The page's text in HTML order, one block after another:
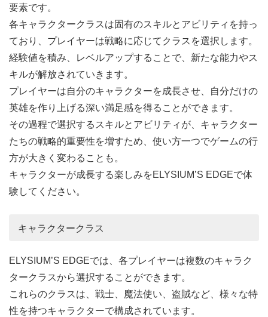
要素です。
各キャラクタークラスは固有のスキルとアビリティを持っ
ており、プレイヤーは戦略に応じてクラスを選択します。
経験値を積み、レベルアップすることで、新たな能力やス
キルが解放されていきます。
プレイヤーは自分のキャラクターを成長させ、自分だけの
英雄を作り上げる深い満足感を得ることができます。
その過程で選択するスキルとアビリティが、キャラクター
たちの戦略的重要性を増すため、使い方一つでゲームの行
方が大きく変わることも。
キャラクターが成長する楽しみをELYSIUM’S EDGEで体
験してください。
キャラクタークラス
ELYSIUM’S EDGEでは、各プレイヤーは複数のキャラク
タークラスから選択することができます。
これらのクラスは、戦士、魔法使い、盗賊など、様々な特
性を持つキャラクターで構成されています。